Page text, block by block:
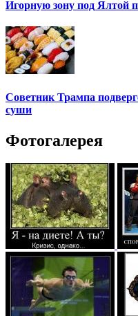
Игорную зону под Ялтой
Советник Трампа
суши
Фотогалерея